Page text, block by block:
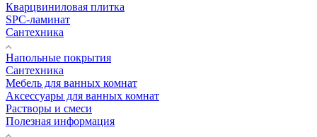
Кварцвиниловая плитка
SPC-ламинат
Сантехника
Напольные покрытия
Сантехника
Мебель для ванных комнат
Аксессуары для ванных комнат
Растворы и смеси
Полезная информация